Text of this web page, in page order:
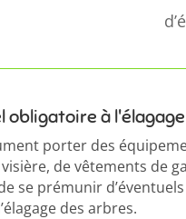
obligatoire à
porter des
visière, de vêtements de
se prémunir
des arbres.